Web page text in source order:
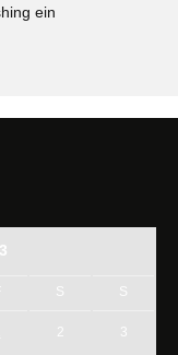
ein
S S
2 3